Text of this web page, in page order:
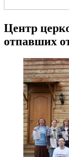
Центр
отпавших